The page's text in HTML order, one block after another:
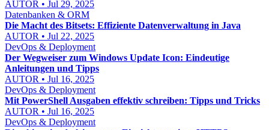
AUTOR • Jul 29, 2025
Datenbanken & ORM
Die Macht des Bitsets: Effiziente Datenverwaltung in Java
AUTOR • Jul 22, 2025
DevOps & Deployment
Der Wegweiser zum Windows Update Icon: Eindeutige
Anleitungen und Tipps
AUTOR • Jul 16, 2025
DevOps & Deployment
Mit PowerShell Ausgaben effektiv schreiben: Tipps und Tricks
AUTOR • Jul 16, 2025
DevOps & Deployment